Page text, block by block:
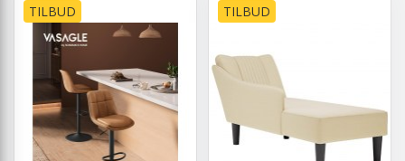
TILBUD TILBUD